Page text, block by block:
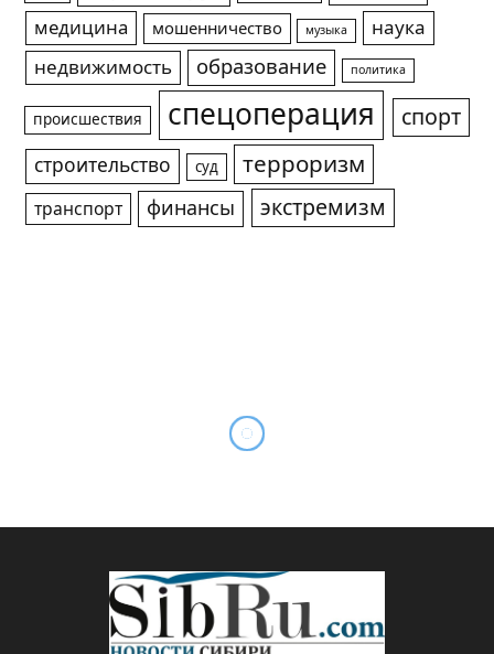
медицина
мошенничество музыка
наука
недвижимость
образование политика
происшествия спецоперация спорт
строительство суд терроризм
транспорт финансы экстремизм
Новосибирском Кольцово:
бал в парке, конкурсы и
вкусные подарки
06.06.2024 КУЛЬТУРА
Комментариев нет